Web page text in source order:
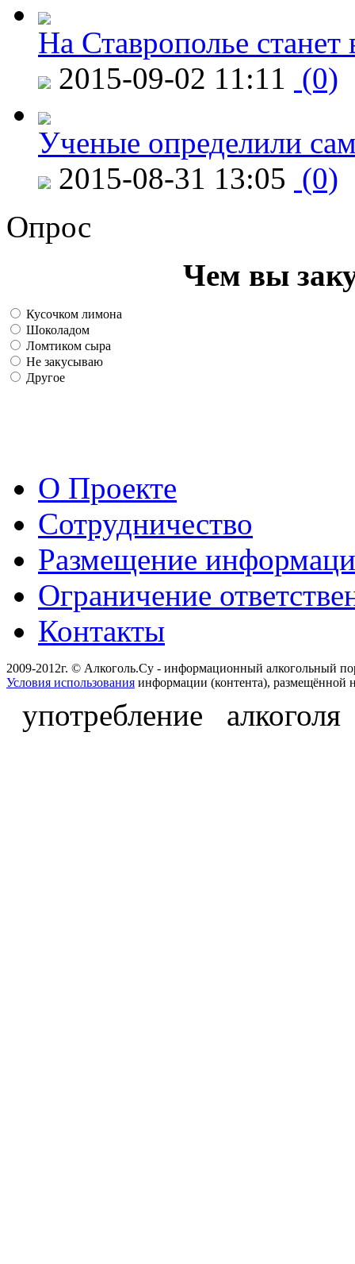
На Ставрополье
2015-09-02 11:11 (0)
Ученые определили
2015-08-31 13:05 (0)
Опрос
Чем вы
Кусочком лимона
Шоколадом
Ломтиком сыра
Не закусываю
Другое
О Проекте
Сотрудничество
Размещение
Ограничение
Контакты
2009-2012г. © Алкоголь.Су - информационный алкогольный
Условия использования информации (контента), размещённой
употребление